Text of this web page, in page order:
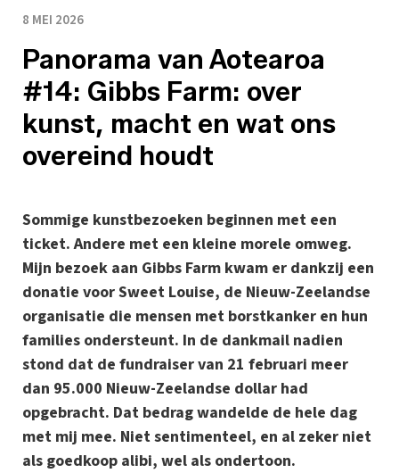
8 MEI 2026
Panorama van Aotearoa
#14: Gibbs Farm: over
kunst, macht en wat ons
overeind houdt
Sommige kunstbezoeken beginnen met een
ticket. Andere met een kleine morele omweg.
Mijn bezoek aan Gibbs Farm kwam er dankzij een
donatie voor Sweet Louise, de Nieuw-Zeelandse
organisatie die mensen met borstkanker en hun
families ondersteunt. In de dankmail nadien
stond dat de fundraiser van 21 februari meer
dan 95.000 Nieuw-Zeelandse dollar had
opgebracht. Dat bedrag wandelde de hele dag
met mij mee. Niet sentimenteel, en al zeker niet
als goedkoop alibi, wel als ondertoon.